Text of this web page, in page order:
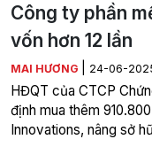
Công ty phần
vốn hơn 12 lần
MAI HƯƠNG 24-06-
HĐQT của CTCP
định mua thêm
Innovations, nâng sở